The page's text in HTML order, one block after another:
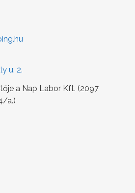
u. 2.
a Nap Labor Kft. (2097
a.)